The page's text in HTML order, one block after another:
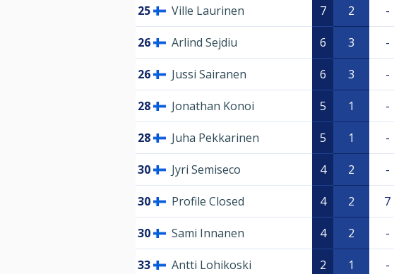
25 Ville Laurinen 7 2 -
26 Arlind Sejdiu 6 3 -
26 Jussi Sairanen 6 3 -
28 Jonathan Konoi 5 1 -
28 Juha Pekkarinen 5 1 -
30 Jyri Semiseco 4 2 -
30 Profile Closed 4 2 7
30 Sami Innanen 4 2 -
33 Antti Lohikoski 2 1 -